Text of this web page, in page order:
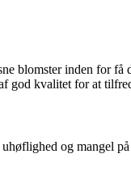
blomster inden for
god kvalitet for at
og mangel